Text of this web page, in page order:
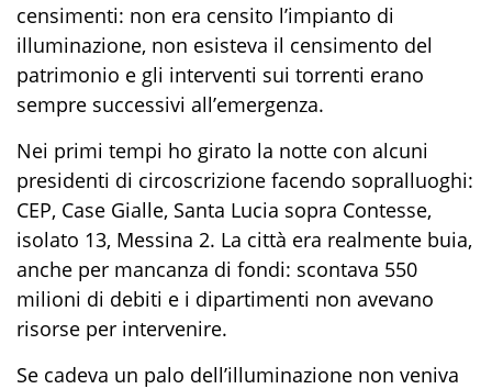
censimenti: non era censito l’impianto di
illuminazione, non esisteva il censimento del
patrimonio e gli interventi sui torrenti erano
sempre successivi all’emergenza.
Nei primi tempi ho girato la notte con alcuni
presidenti di circoscrizione facendo sopralluoghi:
CEP, Case Gialle, Santa Lucia sopra Contesse,
isolato 13, Messina 2. La città era realmente buia,
anche per mancanza di fondi: scontava 550
milioni di debiti e i dipartimenti non avevano
risorse per intervenire.
Se cadeva un palo dell’illuminazione non veniva